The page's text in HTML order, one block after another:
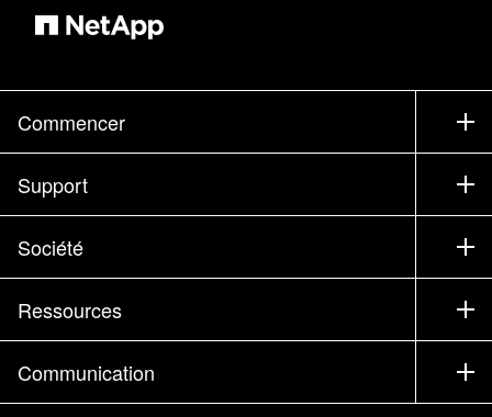
Commencer
Comment acheter
Service commercial
Trouver un partenaire
Executive Briefing
Produits A-Z
Support
Support
Formation
Documentation
Communauté
Société
Société
Partenaires
Emplois
Ressources
Newsroom
Événements
Communication